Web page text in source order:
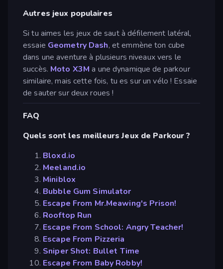
Autres jeux populaires
Si tu aimes les jeux de saut à défilement latéral,
essaie Geometry Dash, et emmène ton cube
dans une aventure à plusieurs niveaux vers le
succès. Moto X3M a une dynamique de parkour
similaire, mais cette fois, tu es sur un vélo ! Essaie
de sauter sur deux roues !
FAQ
Quels sont les meilleurs Jeux de Parkour ?
Bloxd.io
Meeland.io
Miniblox
Bubble Gum Simulator
Escape From Mr.Meawing's Prison!
Rooftop Run
Escape From School: Angry Teacher!
Escape From Pizzeria
Sniper Shot: Bullet Time
Escape From Baby Robby!